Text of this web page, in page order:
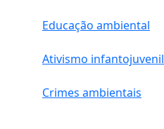
Educação ambiental
Ativismo infantojuvenil
Crimes ambientais